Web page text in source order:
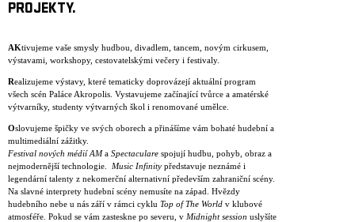
PROJEKTY.
AKtivujeme vaše smysly hudbou, divadlem, tancem, novým cirkusem,
výstavami, workshopy, cestovatelskými večery i festivaly.
Realizujeme výstavy, které tematicky doprovázejí aktuální program
všech scén Paláce Akropolis. Vystavujeme začínající tvůrce a amatérské
výtvarníky, studenty výtvarných škol i renomované umělce.
Oslovujeme špičky ve svých oborech a přinášíme vám bohaté hudební a
multimediální zážitky.
Festival nových médií AMa Spectaculare spojují hudbu, pohyb, obraz a
nejmodernější technologie. Music Infinity představuje neznámé i
legendární talenty z nekomerční alternativní především zahraniční scény.
Na slavné interprety hudební scény nemusíte na západ. Hvězdy
hudebního nebe u nás září v rámci cyklu Top of The World v klubové
atmosféře Pokud se vám zasteskne po severu, v Midnight session uslyšíte